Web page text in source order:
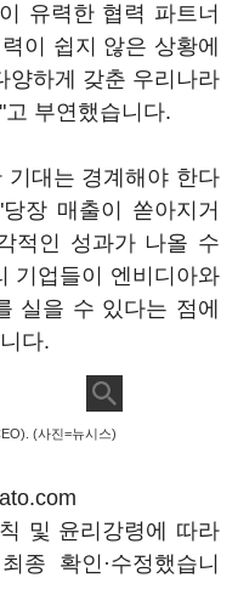
유력한 협력 파트너
이 쉽지 않은 상황에
양하게 갖춘 우리나라
부연했습니다.
대는 경계해야 한다
장 매출이 쏟아지거
적인 성과가 나올 수
기업들이 엔비디아와
실을 수 있다는 점에
다.
(사진=뉴시스)
및 윤리강령에 따라
종 확인·수정했습니